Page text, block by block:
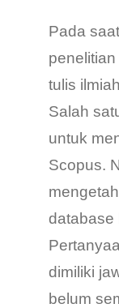
Pada
tulis
Salah
untuk
Scopus.
database
dimiliki
belum